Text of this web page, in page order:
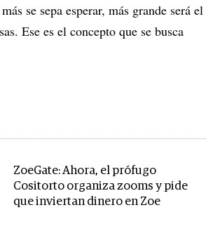
se sepa esperar, más grande será el
Ese es el concepto que se busca
ZoeGate: Ahora, el prófugo
Cositorto organiza zooms y pide
que inviertan dinero en Zoe